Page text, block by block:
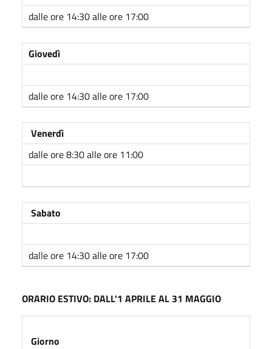
dalle ore 14:30 alle ore 17:00
Giovedì
dalle ore 14:30 alle ore 17:00
Venerdì
dalle ore 8:30 alle ore 11:00
Sabato
dalle ore 14:30 alle ore 17:00
ORARIO ESTIVO: DALL'1 APRILE AL 31 MAGGIO
Giorno